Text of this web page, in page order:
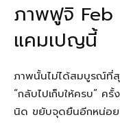
ภาพฟูจิ Feb
แคมเปญนี้
ภาพนั้นไม่ได้สมบูรณ์ที่สุ
“กลับไปเก็บให้ครบ” ครั้
นิด ขยับจุดยืนอีกหน่อย